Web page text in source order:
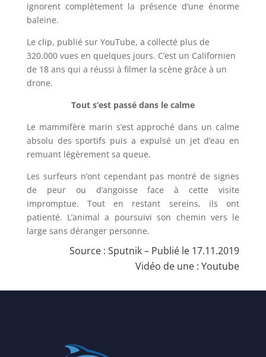
ignorent complètement la présence d’une énorme
baleine.
Le clip, publié sur YouTube, a collecté plus de
320.000 vues en quelques jours. C’est un Californien
de 18 ans qui a réussi à filmer la scène grâce à un
drone.
Tout s’est passé dans le calme
Le mammifère marin s’est approché dans un calme
absolu des sportifs puis a expulsé un jet d’eau en
remuant légèrement sa queue.
Les surfeurs n’ont cependant pas montré de signes
de peur ou d’angoisse face à cette visite
impromptue. Tout en restant sereins, ils ont
patienté. L’animal a poursuivi son chemin vers le
large sans déranger personne.
Source :Sputnik– Publié le 17.11.2019
Vidéo de une :Youtube